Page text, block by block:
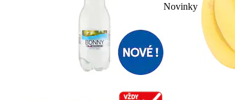
Novinky